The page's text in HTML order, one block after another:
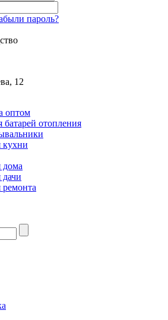
пароль?
12
оптом
отопления
кухни
дома